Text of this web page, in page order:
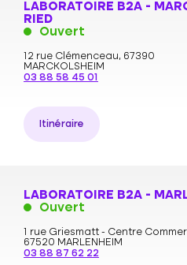
LABORATOIRE B2A -
RIED
Ouvert
12 rue Clémenceau, 67390
MARCKOLSHEIM
03 88 58 45 01
Itinéraire
LABORATOIRE B2A -
Ouvert
1 rue Griesmatt - Centre
67520 MARLENHEIM
03 88 87 62 22